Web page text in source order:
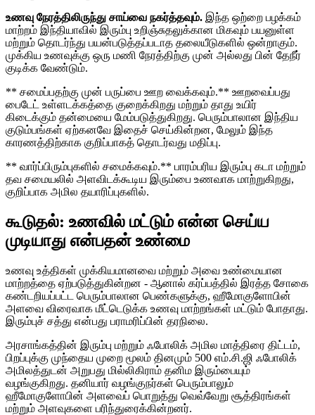
உணவு நேரத்திலிருந்து சாய்வை நகர்த்தவும். இந்த ஒற்றை பழக்கம்
மாற்றம் இந்தியாவில் இரும்பு உறிஞ்சுதலுக்கான மிகவும் பயனுள்ள
மற்றும் தொடர்ந்து பயன்படுத்தப்படாத தலையீடுகளில் ஒன்றாகும்.
முக்கிய உணவுக்கு ஒரு மணி நேரத்திற்கு முன் அல்லது பின் தேநீர்
குடிக்க வேண்டும்.
** சமைப்பதற்கு முன் பருப்பை ஊற வைக்கவும்.** ஊறவைப்பது
பைடேட் உள்ளடக்கத்தை குறைக்கிறது மற்றும் தாது உயிர்
கிடைக்கும் தன்மையை மேம்படுத்துகிறது. பெரும்பாலான இந்திய
குடும்பங்கள் ஏற்கனவே இதைச் செய்கின்றன, மேலும் இந்த
காரணத்திற்காக குறிப்பாகத் தொடர்வது மதிப்பு.
** வார்ப்பிரும்புகளில் சமைக்கவும்.** பாரம்பரிய இரும்பு கடா மற்றும்
தவ சமையலில் அளவிடக்கூடிய இரும்பை உணவாக மாற்றுகிறது,
குறிப்பாக அமில தயாரிப்புகளில்.
கூடுதல்: உணவில் மட்டும் என்ன செய்ய
முடியாது என்பதன் உண்மை
உணவு உத்திகள் முக்கியமானவை மற்றும் அவை உண்மையான
மாற்றத்தை ஏற்படுத்துகின்றன - ஆனால் கர்ப்பத்தில் இரத்த சோகை
கண்டறியப்பட்ட பெரும்பாலான பெண்களுக்கு, ஹீமோகுளோபின்
அளவை விரைவாக மீட்டெடுக்க உணவு மாற்றங்கள் மட்டும் போதாது.
இரும்புச் சத்து என்பது பராமரிப்பின் தரநிலை.
அரசாங்கத்தின் இரும்பு மற்றும் ஃபோலிக் அமில மாத்திரை திட்டம்,
பிறப்புக்கு முந்தைய முறை மூலம் தினமும் 500 எம்.சி.ஜி ஃபோலிக்
அமிலத்துடன் அறுபது மில்லிகிராம் தனிம இரும்பையும்
வழங்குகிறது. தனியார் வழங்குநர்கள் பெரும்பாலும்
ஹீமோகுளோபின் அளவைப் பொறுத்து வெவ்வேறு சூத்திரங்கள்
மற்றும் அளவுகளை பரிந்துரைக்கின்றனர்.